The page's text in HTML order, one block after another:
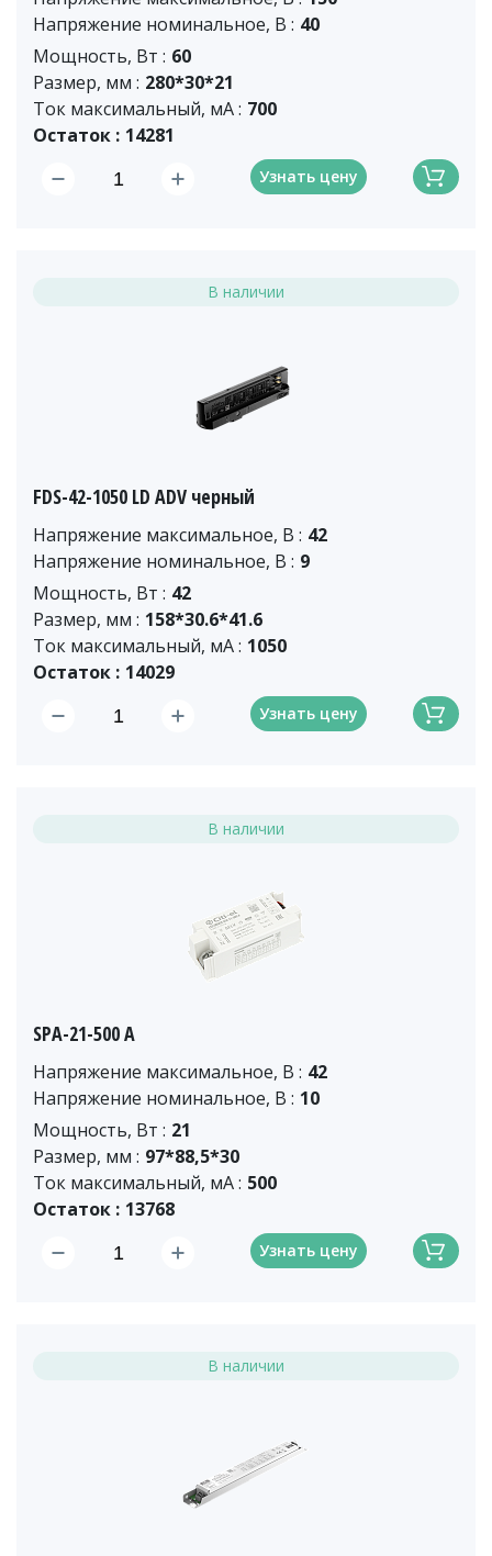
Напряжение номинальное, В : 40
Мощность, Вт : 60
Размер, мм : 280*30*21
Ток максимальный, мА : 700
Остаток : 14281
Узнать цену
В наличии
FDS-42-1050 LD ADV черный
Напряжение максимальное, В : 42
Напряжение номинальное, В : 9
Мощность, Вт : 42
Размер, мм : 158*30.6*41.6
Ток максимальный, мА : 1050
Остаток : 14029
Узнать цену
В наличии
SPA-21-500 A
Напряжение максимальное, В : 42
Напряжение номинальное, В : 10
Мощность, Вт : 21
Размер, мм : 97*88,5*30
Ток максимальный, мА : 500
Остаток : 13768
Узнать цену
В наличии